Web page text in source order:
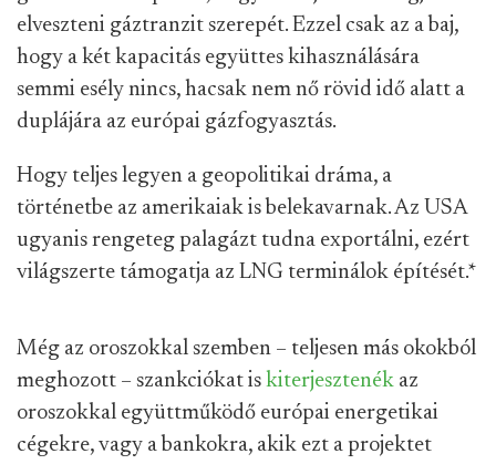
elveszteni gáztranzit szerepét. Ezzel csak az a baj,
hogy a két kapacitás együttes kihasználására
semmi esély nincs, hacsak nem nő rövid idő alatt a
duplájára az európai gázfogyasztás.
Hogy teljes legyen a geopolitikai dráma, a
történetbe az amerikaiak is belekavarnak. Az USA
ugyanis rengeteg palagázt tudna exportálni, ezért
világszerte támogatja az LNG terminálok építését.*
Még az oroszokkal szemben – teljesen más okokból
meghozott – szankciókat is kiterjesztenék az
oroszokkal együttműködő európai energetikai
cégekre, vagy a bankokra, akik ezt a projektet